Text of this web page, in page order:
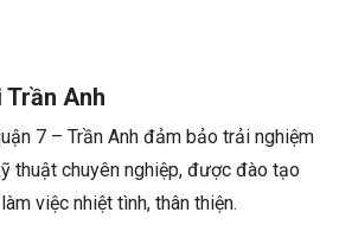
Anh
7 – Trần Anh đảm bảo trải nghiệm
thuật chuyên nghiệp, được đào tạo
việc nhiệt tình, thân thiện.